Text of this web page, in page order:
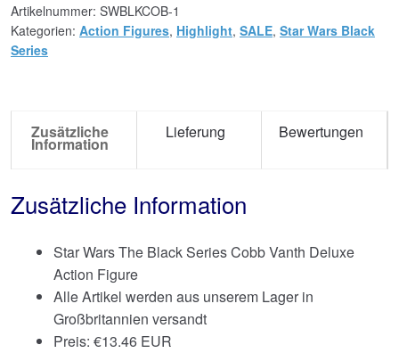
Artikelnummer: SWBLKCOB-1
Kategorien: Action Figures, Highlight, SALE, Star Wars Black
Series
Zusätzliche
Information
Lieferung Bewertungen
Zusätzliche Information
Star Wars The Black Series Cobb Vanth Deluxe
Action Figure
Alle Artikel werden aus unserem Lager in
Großbritannien versandt
Preis: €13.46 EUR